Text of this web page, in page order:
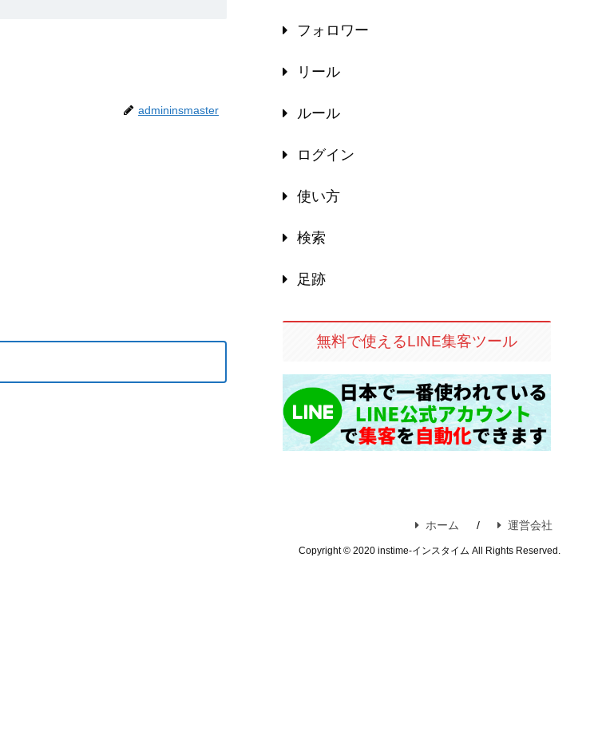
admininsmaster
フォロワー
リール
ルール
ログイン
使い方
検索
足跡
無料で使えるLINE集客ツール
ホーム 運営会社
Copyright © 2020 instime-インスタイム All Rights Reserved.